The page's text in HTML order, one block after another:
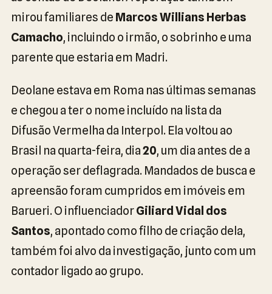
mirou familiares de Marcos Willians Herbas
Camacho, incluindo o irmão, o sobrinho e uma
parente que estaria em Madri.
Deolane estava em Roma nas últimas semanas
e chegou a ter o nome incluído na lista da
Difusão Vermelha da Interpol. Ela voltou ao
Brasil na quarta-feira, dia20, um dia antes de a
operação ser deflagrada. Mandados de busca e
apreensão foram cumpridos em imóveis em
Barueri. O influenciadorGiliard Vidal dos
Santos, apontado como filho de criação dela,
também foi alvo da investigação, junto com um
contador ligado ao grupo.